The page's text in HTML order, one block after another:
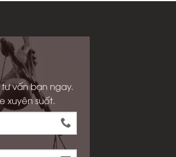
vấn bạn ngay.
xuyên suốt.